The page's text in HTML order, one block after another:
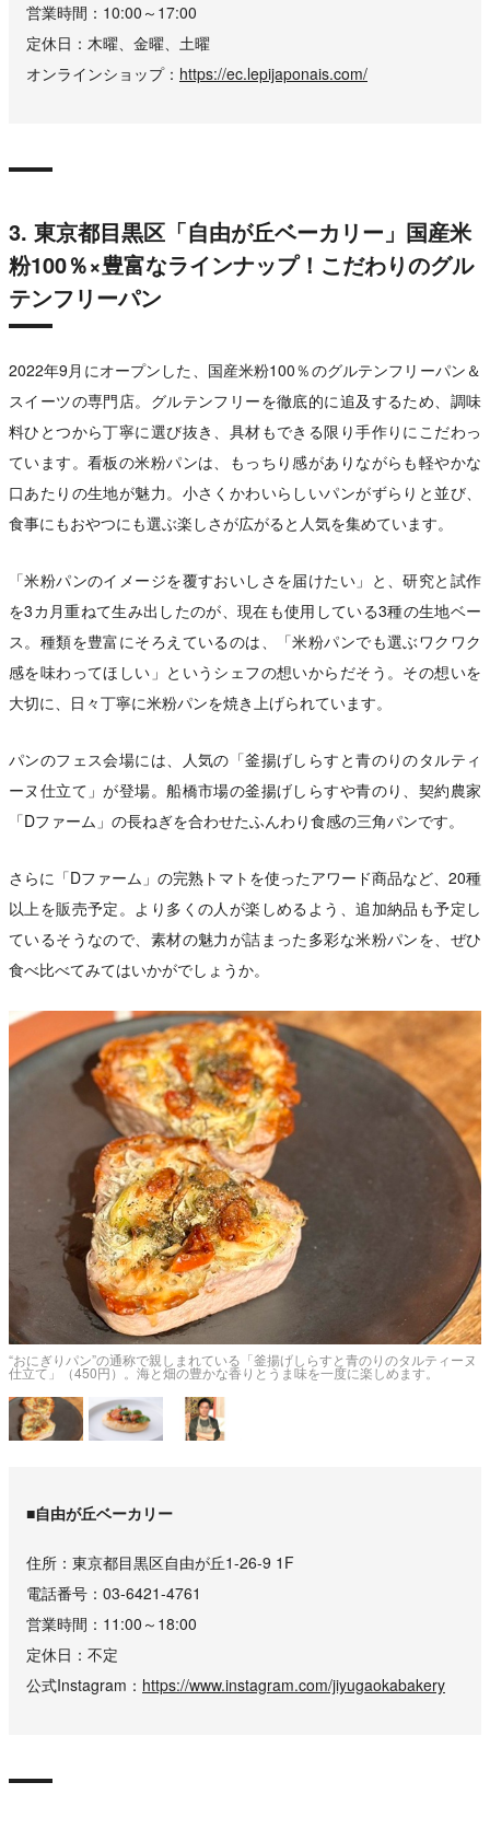
営業時間
10:00～17:00
定休日
木曜、金曜、土曜
オンラインショップ
https://ec.lepijaponais.com/
3. 東京都目黒区「自由が丘ベーカリー」国産米
粉100％×豊富なラインナップ！こだわりのグル
テンフリーパン
2022年9月にオープンした、国産米粉100％のグルテンフリーパン＆
スイーツの専門店。グルテンフリーを徹底的に追及するため、調味
料ひとつから丁寧に選び抜き、具材もできる限り手作りにこだわっ
ています。看板の米粉パンは、もっちり感がありながらも軽やかな
口あたりの生地が魅力。小さくかわいらしいパンがずらりと並び、
食事にもおやつにも選ぶ楽しさが広がると人気を集めています。
「米粉パンのイメージを覆すおいしさを届けたい」と、研究と試作
を3カ月重ねて生み出したのが、現在も使用している3種の生地ベー
ス。種類を豊富にそろえているのは、「米粉パンでも選ぶワクワク
感を味わってほしい」というシェフの想いからだそう。その想いを
大切に、日々丁寧に米粉パンを焼き上げられています。
パンのフェス会場には、人気の「釜揚げしらすと青のりのタルティ
ーヌ仕立て」が登場。船橋市場の釜揚げしらすや青のり、契約農家
「Dファーム」の長ねぎを合わせたふんわり食感の三角パンです。
さらに「Dファーム」の完熟トマトを使ったアワード商品など、20種
以上を販売予定。より多くの人が楽しめるよう、追加納品も予定し
ているそうなので、素材の魅力が詰まった多彩な米粉パンを、ぜひ
食べ比べてみてはいかがでしょうか。
“おにぎりパン”の通称で親しまれている「釜揚げしらすと青のりのタルティーヌ
仕立て」（450円）。海と畑の豊かな香りとうま味を一度に楽しめます。
■自由が丘ベーカリー
住所
東京都目黒区自由が丘1-26-9 1F
電話番号
03-6421-4761
営業時間
11:00～18:00
定休日
不定
公式Instagram
https://www.instagram.com/jiyugaokabakery